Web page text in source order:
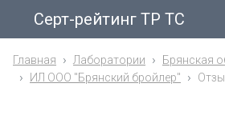
Серт-рейтинг ТР ТС
Главная Лаборатории
Брянская
ИЛ ООО "Брянский бройлер"